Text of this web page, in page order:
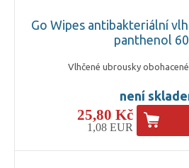
Go Wipes antibakteriální
panthenol
Vlhčené ubrousky
není
25,80 Kč
1,08 EUR